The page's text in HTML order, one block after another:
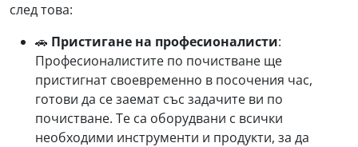
след това:
🚗 Пристигане на професионалисти:
Професионалистите по почистване ще
пристигнат своевременно в посочения час,
готови да се заемат със задачите ви по
почистване. Те са оборудвани с всички
необходими инструменти и продукти, за да